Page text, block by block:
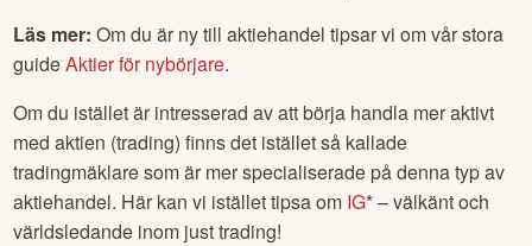
Läs mer: Om du är ny till aktiehandel tipsar vi om vår stora
guideAktier för nybörjare.
Om du istället är intresserad av att börja handla mer aktivt
med aktien (trading) finns det istället så kallade
tradingmäklare som är mer specialiserade på denna typ av
aktiehandel. Här kan vi istället tipsa om IG* – välkänt och
världsledande inom just trading!